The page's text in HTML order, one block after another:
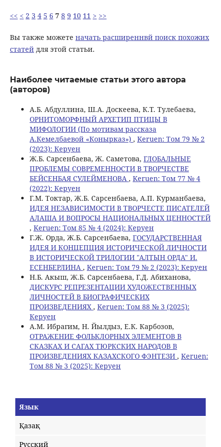
<< < 2 3 4 5 6 7 8 9 10 11 > >>
Вы также можете начать расширеннвй поиск похожих
статейдля этой статьи.
Наиболее читаемые статьи этого автора
(авторов)
А.Б. Абдуллина, Ш.А. Доскеева, К.Т. Тулебаева,
ОРНИТОМОРФНЫЙ АРХЕТИП ПТИЦЫ В
МИФОЛОГИИ (По мотивам рассказа
А.Кемелбаевой «Конырказ») , Keruen: Том 79 № 2
(2023): Керуен
Ж.Б. Сарсенбаева, Ж. Саметова, ГЛОБАЛЬНЫЕ
ПРОБЛЕМЫ СОВРЕМЕННОСТИ В ТВОРЧЕСТВЕ
БЕЙСЕНБАЯ СУЛЕЙМЕНОВА , Keruen: Том 77 № 4
(2022): Керуен
Г.М. Токтар, Ж.Б. Сарсенбаева, А.П. Курманбаева,
ИДЕЯ НЕЗАВИСИМОСТИ В ТВОРЧЕСТЕ ПИСАТЕЛЕЙ
АЛАША И ВОПРОСЫ НАЦИОНАЛЬНЫХ ЦЕННОСТЕЙ
, Keruen: Том 85 № 4 (2024): Керуен
Г.Ж. Орда, Ж.Б. Сарсенбаева, ГОСУДАРСТВЕННАЯ
ИДЕЯ И КОНЦЕПЦИЯ ИСТОРИЧЕСКОЙ ЛИЧНОСТИ
В ИСТОРИЧЕСКОЙ ТРИЛОГИИ "АЛТЫН ОРДА" И.
ЕСЕНБЕРЛИНА , Keruen: Том 79 № 2 (2023): Керуен
Н.Б. Акыш, Ж.Б. Сарсенбаева, Г.Д. Абиханова,
ДИСКУРС РЕПРЕЗЕНТАЦИИ ХУДОЖЕСТВЕННЫХ
ЛИЧНОСТЕЙ В БИОГРАФИЧЕСКИХ
ПРОИЗВЕДЕНИЯХ , Keruen: Том 88 № 3 (2025):
Керуен
A.М. Ибрагим, Н. Йылдыз, Е.К. Карбозов,
ОТРАЖЕНИЕ ФОЛЬКЛОРНЫХ ЭЛЕМЕНТОВ В
СКАЗКАХ И САГАХ ТЮРКСКИХ НАРОДОВ В
ПРОИЗВЕДЕНИЯХ КАЗАХСКОГО ФЭНТЕЗИ , Keruen:
Том 88 № 3 (2025): Керуен
Язык
Қазақ
Русский